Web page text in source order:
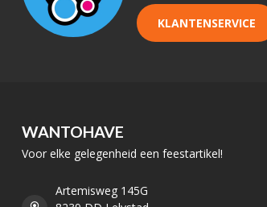
KLANTENSERVICE
WANTOHAVE
Voor elke gelegenheid een feestartikel!
Artemisweg 145G